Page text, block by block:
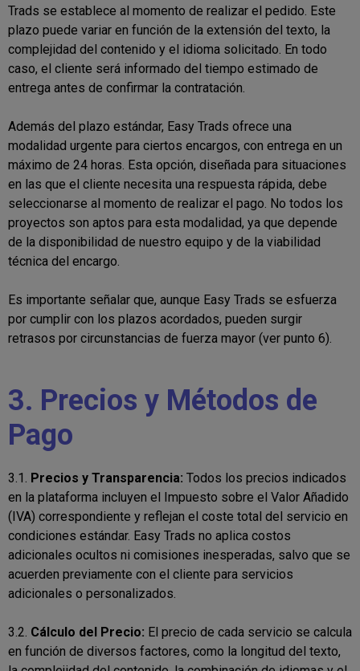
Trads se establece al momento de realizar el pedido. Este
plazo puede variar en función de la extensión del texto, la
complejidad del contenido y el idioma solicitado. En todo
caso, el cliente será informado del tiempo estimado de
entrega antes de confirmar la contratación.
Además del plazo estándar, Easy Trads ofrece una
modalidad urgente para ciertos encargos, con entrega en un
máximo de 24 horas. Esta opción, diseñada para situaciones
en las que el cliente necesita una respuesta rápida, debe
seleccionarse al momento de realizar el pago. No todos los
proyectos son aptos para esta modalidad, ya que depende
de la disponibilidad de nuestro equipo y de la viabilidad
técnica del encargo.
Es importante señalar que, aunque Easy Trads se esfuerza
por cumplir con los plazos acordados, pueden surgir
retrasos por circunstancias de fuerza mayor (ver punto 6).
3. Precios y Métodos de
Pago
3.1. Precios y Transparencia: Todos los precios indicados
en la plataforma incluyen el Impuesto sobre el Valor Añadido
(IVA) correspondiente y reflejan el coste total del servicio en
condiciones estándar. Easy Trads no aplica costos
adicionales ocultos ni comisiones inesperadas, salvo que se
acuerden previamente con el cliente para servicios
adicionales o personalizados.
3.2. Cálculo del Precio: El precio de cada servicio se calcula
en función de diversos factores, como la longitud del texto,